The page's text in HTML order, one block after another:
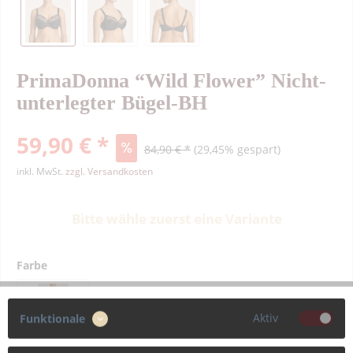
PrimaDonna “Wild Flower” Nicht-
unterlegter Bügel-BH
59,90 € * 84,90 € * (29,45% gespart)
inkl. MwSt. zzgl. Versandkosten
Farbe
Größe
Funktionale Aktiv